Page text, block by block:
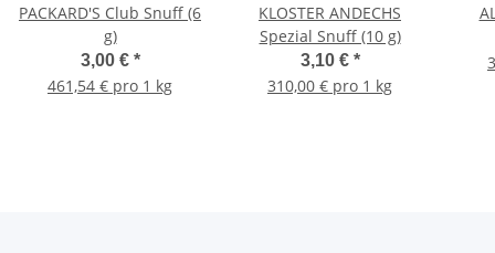
PACKARD'S Club Snuff (6
g)
3,00 € *
461,54 € pro 1 kg
KLOSTER ANDECHS
Spezial Snuff (10 g)
3,10 € *
310,00 € pro 1 kg